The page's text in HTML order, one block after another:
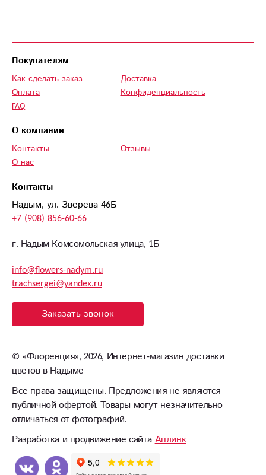
Контакты
Надым, ул. Зверева 46Б
+7 (908) 856-60-66
г. Надым Комсомольская улица, 1Б
info@flowers-nadym.ru
trachsergei@yandex.ru
Заказать звонок
Покупателям
Как сделать заказ
Оплата
FAQ
Доставка
Конфиденциальность
О компании
Контакты
О нас
Отзывы
© «Флоренция», 2026, Интернет-магазин доставки
цветов в Надыме
Все права защищены. Предложения не являются
публичной офертой. Товары могут незначительно
отличаться от фотографий.
Разработка и продвижение сайтаАплинк